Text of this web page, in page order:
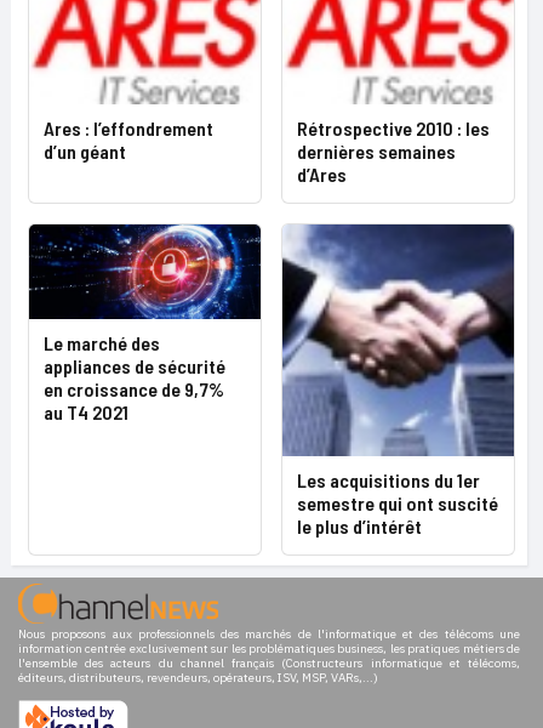
Ares : l’effondrement
d’un géant
Rétrospective 2010 : les
dernières semaines
d’Ares
Le marché des
appliances de sécurité
en croissance de 9,7%
au T4 2021
Les acquisitions du 1er
semestre qui ont suscité
le plus d’intérêt
Nous proposons aux professionnels des marchés de l'informatique et des télécoms une
information centrée exclusivement sur les problématiques business, les pratiques métiers de
l'ensemble des acteurs du channel français (Constructeurs informatique et télécoms,
éditeurs, distributeurs, revendeurs, opérateurs, ISV, MSP, VARs,...)